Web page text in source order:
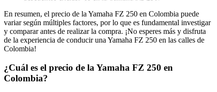
En resumen, el precio de la Yamaha FZ 250 en Colombia puede
variar según múltiples factores, por lo que es fundamental investigar
y comparar antes de realizar la compra. ¡No esperes más y disfruta
de la experiencia de conducir una Yamaha FZ 250 en las calles de
Colombia!
¿Cuál es el precio de la Yamaha FZ 250 en
Colombia?